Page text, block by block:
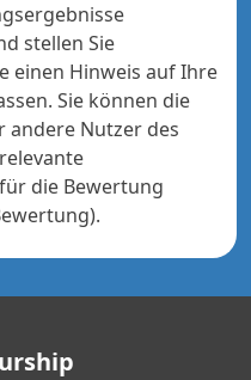
stellen Sie
einen Hinweis auf Ihre
Sie können die
andere Nutzer des
die Bewertung